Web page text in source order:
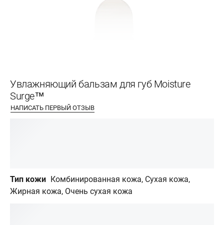
Увлажняющий бальзам для губ Moisture
Surge™
НАПИСАТЬ ПЕРВЫЙ ОТЗЫВ
Тип кожи Комбинированная кожа, Сухая кожа,
Жирная кожа, Очень сухая кожа